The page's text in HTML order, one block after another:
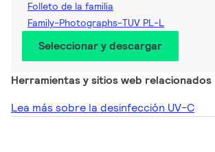
Folleto de la familia
Family-Photographs-TUV PL-L
Seleccionar y descargar
Herramientas y sitios web relacionados
Lea más sobre la desinfección UV-C